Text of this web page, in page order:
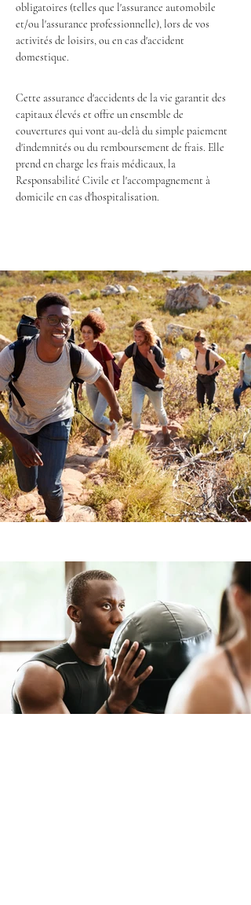
obligatoires (telles que l'assurance automobile
et/ou l'assurance professionnelle), lors de vos
activités de loisirs, ou en cas d'accident
domestique.
Cette assurance d'accidents de la vie garantit des
capitaux élevés et offre un ensemble de
couvertures qui vont au-delà du simple paiement
d'indemnités ou du remboursement de frais. Elle
prend en charge les frais médicaux, la
Responsabilité Civile et l'accompagnement à
domicile en cas d'hospitalisation.